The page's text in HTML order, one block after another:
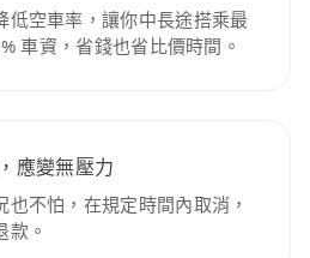
低空車率，讓你中長途搭乘最
車資，省錢也省比價時間。
應變無壓力
也不怕，在規定時間內取消，
款。